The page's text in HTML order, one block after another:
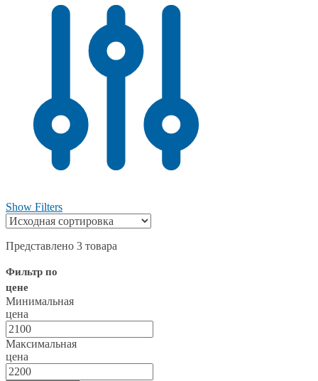
Show Filters
Представлено 3 товара
Фильтр по
цене
Минимальная
цена
Максимальная
цена